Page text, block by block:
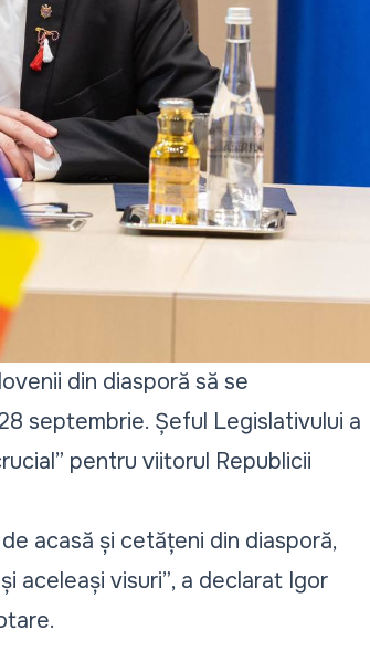
din diasporă să se
septembrie. Șeful Legislativului a
pentru viitorul Republicii
acasă și cetățeni din diasporă,
aceleași visuri”, a declarat Igor